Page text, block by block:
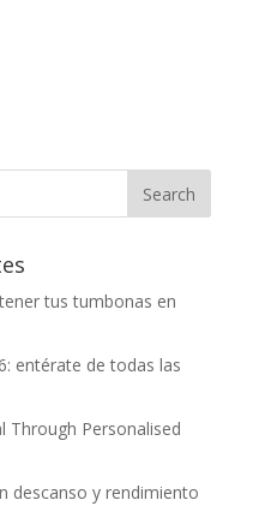
tus tumbonas en
entérate de todas las
Through Personalised
descanso y rendimiento